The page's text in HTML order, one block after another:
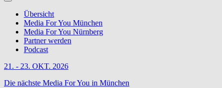
Übersicht
Media For You München
Media For You Nürnberg
Partner werden
Podcast
21. - 23. OKT. 2026
Die nächste Media For You in München